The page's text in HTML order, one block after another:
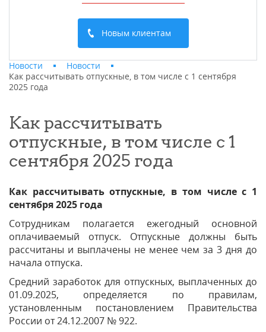
Новым клиентам
Новости
Новости
Как рассчитывать отпускные, в том числе с 1 сентября
2025 года
Как рассчитывать
отпускные, в том числе с 1
сентября 2025 года
Как рассчитывать отпускные, в том числе с 1
сентября 2025 года
Сотрудникам полагается ежегодный основной
оплачиваемый отпуск. Отпускные должны быть
рассчитаны и выплачены не менее чем за 3 дня до
начала отпуска.
Средний заработок для отпускных, выплаченных до
01.09.2025, определяется по правилам,
установленным постановлением Правительства
России от 24.12.2007 № 922.